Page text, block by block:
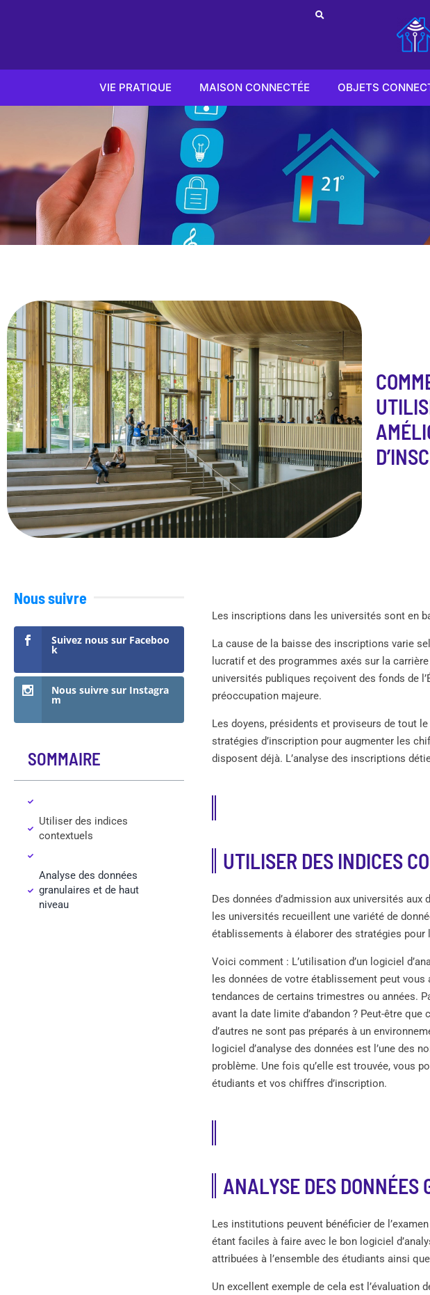
VIE PRATIQUE MAISON CONNECTÉE OBJETS
Nous suivre
Suivez nous sur Faceboo
k
Nous suivre sur Instagra
m
SOMMAIRE
Utiliser des indices
contextuels
Analyse des données
granulaires et de haut
niveau
Les inscriptions dans les universités sont en
La cause de la baisse des inscriptions varie
lucratif et des programmes axés sur la
universités publiques reçoivent des fonds de
préoccupation majeure.
Les doyens, présidents et proviseurs de tout
stratégies d’inscription pour augmenter les
disposent déjà. L’analyse des inscriptions
UTILISER DES INDICES
Des données d’admission aux universités
les universités recueillent une variété de
établissements à élaborer des stratégies
Voici comment : L’utilisation d’un logiciel
les données de votre établissement peut vous
tendances de certains trimestres ou années.
avant la date limite d’abandon ? Peut-être
d’autres ne sont pas préparés à un
logiciel d’analyse des données est l’une des
problème. Une fois qu’elle est trouvée, vous
étudiants et vos chiffres d’inscription.
ANALYSE DES
Les institutions peuvent bénéficier de
étant faciles à faire avec le bon logiciel
attribuées à l’ensemble des étudiants ainsi
Un excellent exemple de cela est l’évaluation